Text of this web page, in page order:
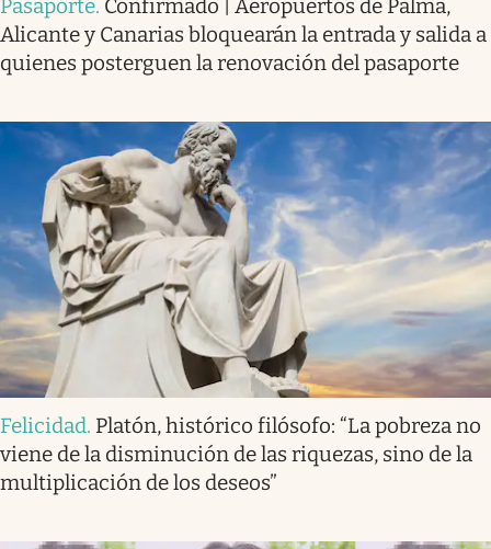
Pasaporte. Confirmado | Aeropuertos de Palma,
Alicante y Canarias bloquearán la entrada y salida a
quienes posterguen la renovación del pasaporte
Felicidad. Platón, histórico filósofo: “La pobreza no
viene de la disminución de las riquezas, sino de la
multiplicación de los deseos”